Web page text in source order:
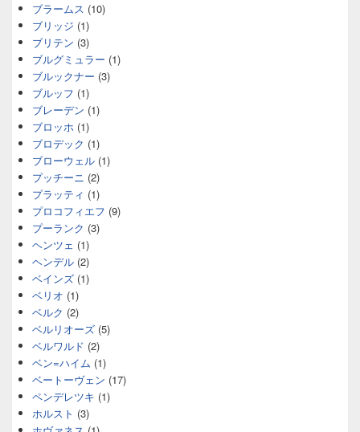
ブラームス (10)
ブリッジ (1)
ブリテン (3)
ブルグミュラー (1)
ブルックナー (3)
ブルッフ (1)
ブレーデン (1)
ブロッホ (1)
ブロデック (1)
ブローウェル (1)
プッチーニ (2)
プラッティ (1)
プロコフィエフ (9)
プーランク (3)
ヘンツェ (1)
ヘンデル (2)
ベインズ (1)
ベリオ (1)
ベルク (2)
ベルリオーズ (5)
ベルワルド (2)
ベン=ハイム (1)
ベートーヴェン (17)
ペンデレツキ (1)
ホルスト (3)